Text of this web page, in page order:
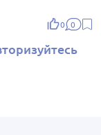
0 0